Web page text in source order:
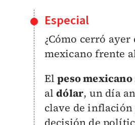
Especial
¿Cómo cerró ayer
mexicano frente
Elpeso mexicano
aldólar, un día
clave de